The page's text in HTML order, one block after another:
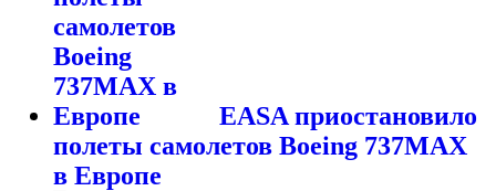
EASA приостановило
полеты самолетов Boeing 737MAX
в Европе